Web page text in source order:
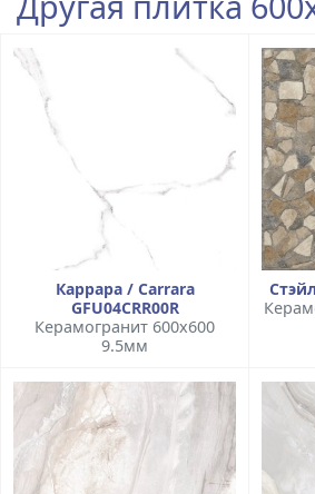
Каррара / Carrara
GFU04CRR00R
Керамогранит 600x600
9.5мм